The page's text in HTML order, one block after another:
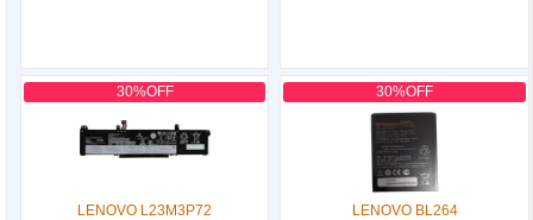
30%OFF
LENOVO L23M3P72
30%OFF
LENOVO BL264